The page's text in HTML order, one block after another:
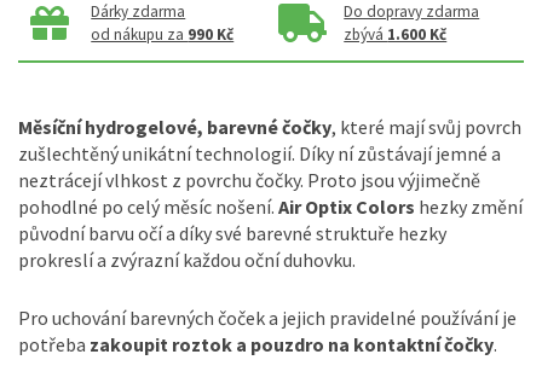
Dárky zdarma
od nákupu za 990 Kč
Do dopravy zdarma
zbývá 1.600 Kč
Měsíční hydrogelové, barevné čočky, které mají svůj povrch
zušlechtěný unikátní technologií. Díky ní zůstávají jemné a
neztrácejí vlhkost z povrchu čočky. Proto jsou výjimečně
pohodlné po celý měsíc nošení. Air Optix Colors hezky změní
původní barvu očí a díky své barevné struktuře hezky
prokreslí a zvýrazní každou oční duhovku.
Pro uchování barevných čoček a jejich pravidelné používání je
potřeba zakoupit roztok a pouzdro na kontaktní čočky.